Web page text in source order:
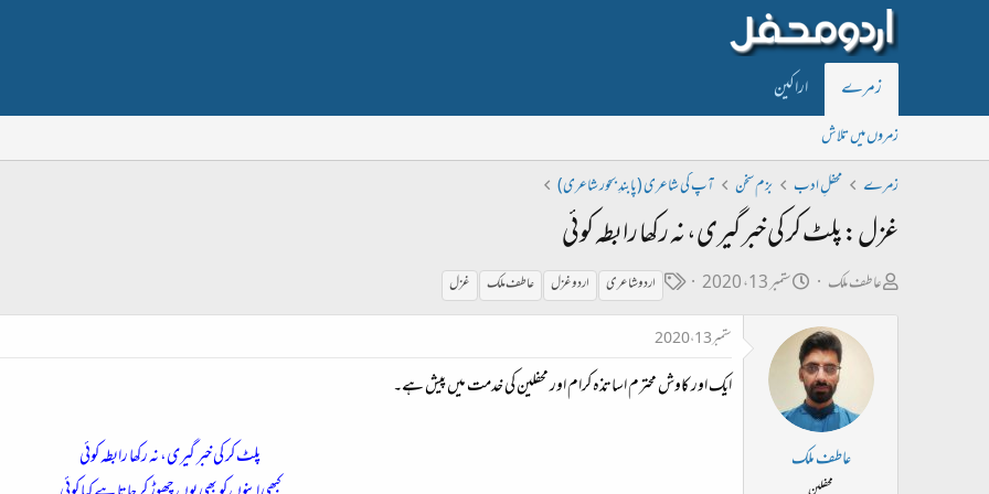
زمرے اراکین
زمروں میں تلاش
زمرے
محفلِ ادب بزم سخن آپ کی شاعری (پابندِ بحور شاعری)
غزل: پلٹ کر کی خبر گیری، نہ رکھا رابطہ کوئی
ص
ب
عاطف ملک
ت
ر
خ
ب
ستمبر 13، 2020
ی
گ
اردو شاعری اردو غزل عاطف ملک غزل
عاطف ملک
ستمبر 13، 2020
ایک اور کاوش محترم اساتذہ کرام اور محفلین کی خدمت میں پیش ہے۔
پلٹ کر کی خبر گیری، نہ رکھا رابطہ کوئی